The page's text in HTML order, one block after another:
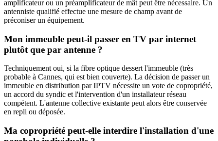
amplificateur ou un préamplificateur de mât peut être nécessaire. Un
antenniste qualifié effectue une mesure de champ avant de
préconiser un équipement.
Mon immeuble peut-il passer en TV par internet
plutôt que par antenne ?
Techniquement oui, si la fibre optique dessert l'immeuble (très
probable à Cannes, qui est bien couverte). La décision de passer un
immeuble en distribution par IPTV nécessite un vote de copropriété,
un accord du syndic et l'intervention d'un installateur réseau
compétent. L'antenne collective existante peut alors être conservée
en repli ou déposée.
Ma copropriété peut-elle interdire l'installation d'une